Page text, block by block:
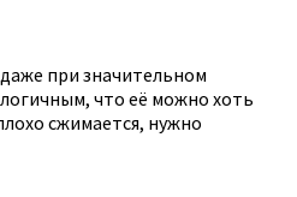
при значительном
что её можно хоть
сжимается, нужно